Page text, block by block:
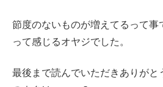
節度のないものが増えてるって事
って感じるオヤジでした。
最後まで読んでいただきありがと